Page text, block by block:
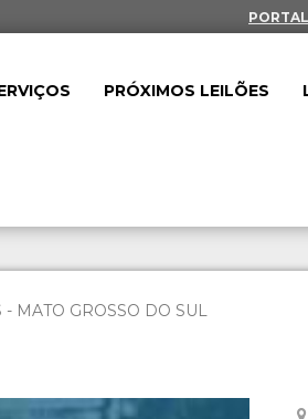
PRÓXIMOS LEILÕES
MATO GROSSO DO SUL